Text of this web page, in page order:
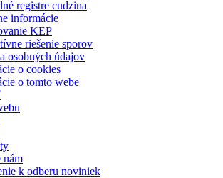
registre cudzina
informácie
KEP
riešenie sporov
osobných údajov
o cookies
o tomto webe
nám
k odberu noviniek